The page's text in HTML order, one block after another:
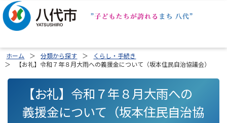
ホーム 分類から探す
くらし・手続き
【お礼】令和７年８月大雨への義援金について（坂本住民自治協議会）
【お礼】令和７年８月大雨への
義援金について（坂本住民自治協